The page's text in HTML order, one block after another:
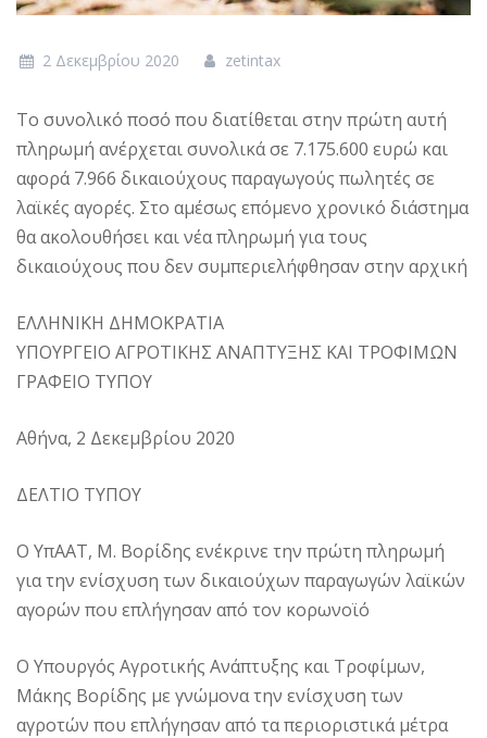
2 Δεκεμβρίου 2020 zetintax
Το συνολικό ποσό που διατίθεται στην πρώτη αυτή
πληρωμή ανέρχεται συνολικά σε 7.175.600 ευρώ και
αφορά 7.966 δικαιούχους παραγωγούς πωλητές σε
λαϊκές αγορές. Στο αμέσως επόμενο χρονικό διάστημα
θα ακολουθήσει και νέα πληρωμή για τους
δικαιούχους που δεν συμπεριελήφθησαν στην αρχική
ΕΛΛΗΝΙΚΗ ΔΗΜΟΚΡΑΤΙΑ
ΥΠΟΥΡΓΕΙΟ ΑΓΡΟΤΙΚΗΣ ΑΝΑΠΤΥΞΗΣ ΚΑΙ ΤΡΟΦΙΜΩΝ
ΓΡΑΦΕΙΟ ΤΥΠΟΥ
Αθήνα, 2 Δεκεμβρίου 2020
ΔΕΛΤΙΟ ΤΥΠΟΥ
Ο ΥπΑΑΤ, Μ. Βορίδης ενέκρινε την πρώτη πληρωμή
για την ενίσχυση των δικαιούχων παραγωγών λαϊκών
αγορών που επλήγησαν από τον κορωνοϊό
Ο Υπουργός Αγροτικής Ανάπτυξης και Τροφίμων,
Μάκης Βορίδης με γνώμονα την ενίσχυση των
αγροτών που επλήγησαν από τα περιοριστικά μέτρα